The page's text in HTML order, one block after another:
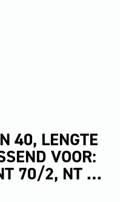
40, LENGTE
VOOR:
70/2, NT …